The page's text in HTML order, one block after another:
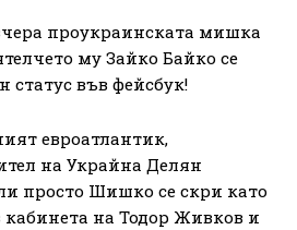
проукраинската мишка
му Зайко Байко се
статус във фейсбук!
евроатлантик,
на Украйна Делян
просто Шишко се скри като
кабинета на Тодор Живков и